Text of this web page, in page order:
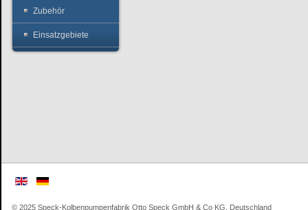
Zubehör
Einsatzgebiete
© 2025 Speck-Kolbenpumpenfabrik Otto Speck GmbH & Co KG, Deutschland